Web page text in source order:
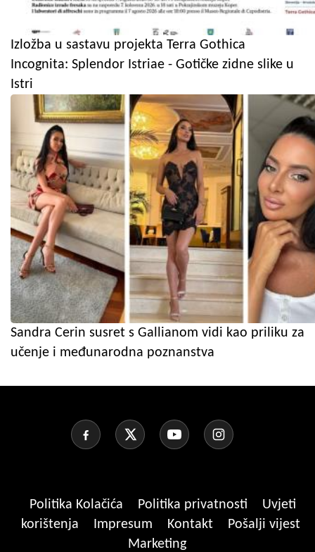
Izložba u sastavu projekta Terra Gothica
Incognita: Splendor Istriae - Gotičke zidne slike u
Istri
Sandra Cerin susret s Gallianom vidi kao priliku za
učenje i međunarodna poznanstva
Politika Kolačića Politika privatnosti
Uvjeti
korištenja
Impresum Kontakt
Pošalji vijest
Marketing